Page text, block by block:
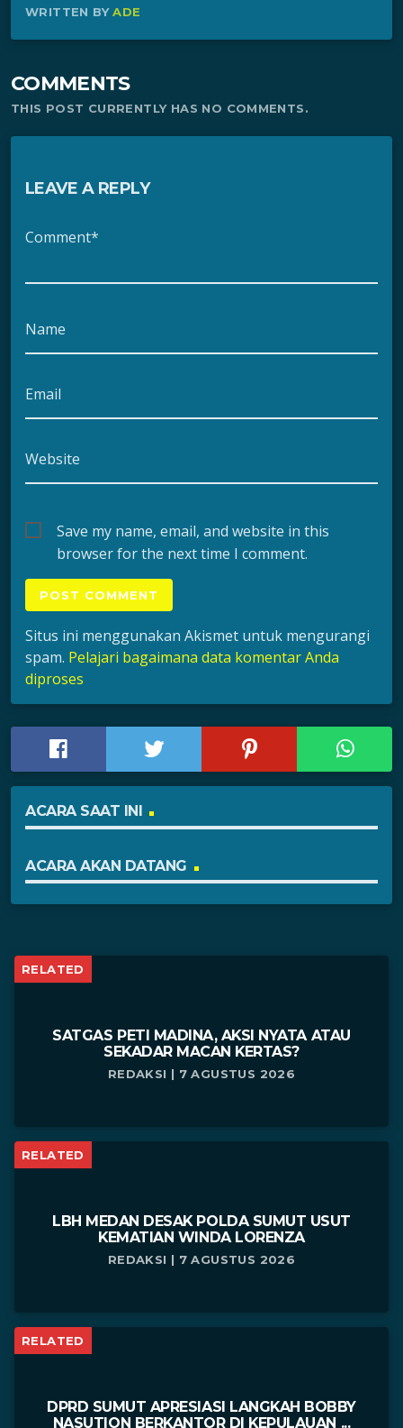
WRITTEN BYADE
COMMENTS
THIS POST CURRENTLY HAS NO COMMENTS.
LEAVE A REPLY
Comment*
Name
Email
Website
Save my name, email, and website in this
browser for the next time I comment.
Situs ini menggunakan Akismet untuk mengurangi
spam. Pelajari bagaimana data komentar Anda
diproses
ACARA SAAT INI
ACARA AKAN DATANG
RELATED
SATGAS PETI MADINA, AKSI NYATA ATAU
SEKADAR MACAN KERTAS?
REDAKSI | 7 AGUSTUS 2026
RELATED
LBH MEDAN DESAK POLDA SUMUT USUT
KEMATIAN WINDA LORENZA
REDAKSI | 7 AGUSTUS 2026
RELATED
DPRD SUMUT APRESIASI LANGKAH BOBBY
NASUTION BERKANTOR DI KEPULAUAN ...